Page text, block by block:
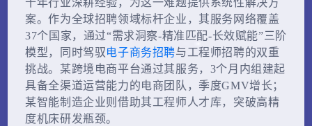
十年行业深耕经验，为这一难题提供系统性解决方
案。作为全球招聘领域标杆企业，其服务网络覆盖
37个国家，通过“需求洞察-精准匹配-长效赋能”三阶
模型，同时驾驭电子商务招聘与工程师招聘的双重
挑战。某跨境电商平台通过其服务，3个月内组建起
具备全渠道运营能力的电商团队，季度GMV增长；
某智能制造企业则借助其工程师人才库，突破高精
度机床研发瓶颈。